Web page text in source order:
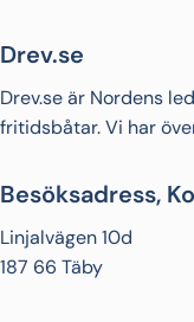
Drev.se
Drev.se är Nordens
fritidsbåtar. Vi har
Besöksadress,
Linjalvägen 10d
187 66 Täby